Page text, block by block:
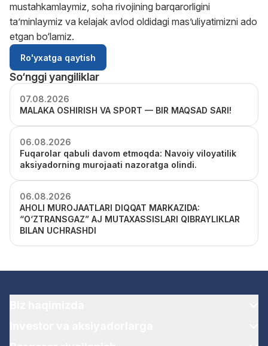
mustahkamlaymiz, soha rivojining barqarorligini
taʼminlaymiz va kelajak avlod oldidagi masʼuliyatimizni ado
etgan bo‘lamiz.
Ro'yxatga qaytish
So‘nggi yangiliklar
07.08.2026
MALAKA OSHIRISH VA SPORT — BIR MAQSAD SARI!
06.08.2026
Fuqarolar qabuli davom etmoqda: Navoiy viloyatilik
aksiyadorning murojaati nazoratga olindi.
06.08.2026
AHOLI MUROJAATLARI DIQQAT MARKAZIDA:
“O‘ZTRANSGAZ” AJ MUTAXASSISLARI QIBRAYLIKLAR
BILAN UCHRASHDI